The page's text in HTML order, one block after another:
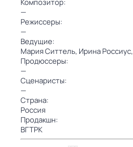
Композитор:
—
Режиссеры:
—
Ведущие:
Мария Ситтель, Ирина Россиус,
Продюссеры:
—
Сценаристы:
—
Страна:
Россия
Продакшн:
ВГТРК